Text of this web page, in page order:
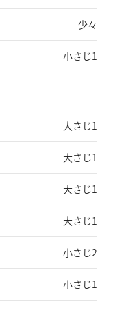
少々
小さじ1
大さじ1
大さじ1
大さじ1
大さじ1
小さじ2
小さじ1